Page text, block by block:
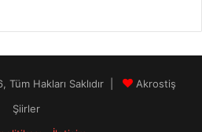
Tüm Hakları Saklıdır |
Akrostiş
Şiirler